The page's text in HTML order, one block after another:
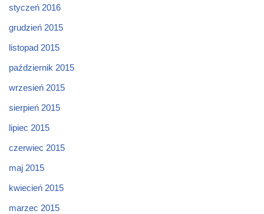
styczeń 2016
grudzień 2015
listopad 2015
październik 2015
wrzesień 2015
sierpień 2015
lipiec 2015
czerwiec 2015
maj 2015
kwiecień 2015
marzec 2015